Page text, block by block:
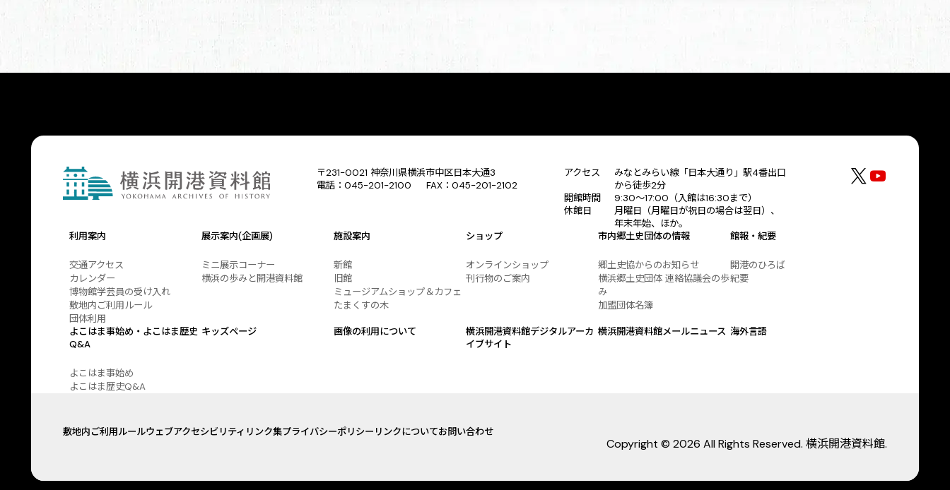
〒231-0021 神奈川県横浜市中区日本大通3
電話：045-201-2100 FAX：045-201-2102
アクセス
みなとみらい線「日本大通り」駅4番出口
から徒歩2分
開館時間
9:30〜17:00（入館は16:30まで）
休館日
月曜日（月曜日が祝日の場合は翌日）、
年末年始、ほか。
利用案内
交通アクセス
カレンダー
博物館学芸員の受け入れ
敷地内ご利用ルール
団体利用
展示案内(企画展)
ミニ展示コーナー
横浜の歩みと開港資料館
施設案内
新館
旧館
ミュージアムショップ＆カフェ
たまくすの木
ショップ
オンラインショップ
刊行物のご案内
市内郷土史団体の情報
郷土史協からのお知らせ
横浜郷土史団体 連絡協議会の歩
み
加盟団体名簿
館報・紀要
開港のひろば
紀要
よこはま事始め・よこはま歴史
Q&A
よこはま事始め
よこはま歴史Q&A
キッズページ 画像の利用について
横浜開港資料館デジタルアーカ
イブサイト
横浜開港資料館メールニュース 海外言語
敷地内ご利用ルールウェブアクセシビリティ リンク集プライバシーポリシー リンクについてお問い合わせ
Copyright © 2026 All Rights Reserved. 横浜開港資料館.